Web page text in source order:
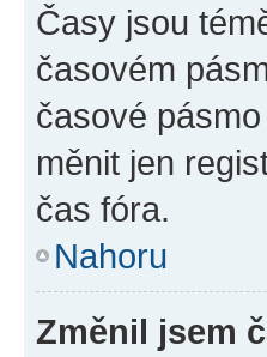
Časy jsou
časovém
časové
měnit jen
čas fóra.
Nahoru
Změnil jsem